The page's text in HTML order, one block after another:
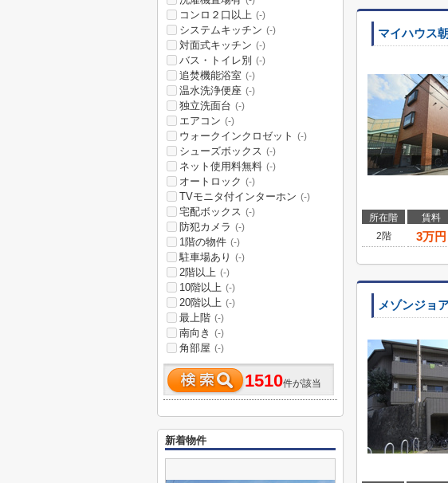
マイハウス
所在階 賃料
2階
3万円
メゾンジョ
コンロ２口以上 (-)
システムキッチン (-)
対面式キッチン (-)
バス・トイレ別 (-)
追焚機能浴室 (-)
温水洗浄便座 (-)
独立洗面台 (-)
エアコン (-)
ウォークインクロゼット (-)
シューズボックス (-)
ネット使用料無料 (-)
オートロック (-)
TVモニタ付インターホン (-)
宅配ボックス (-)
防犯カメラ (-)
1階の物件 (-)
駐車場あり (-)
2階以上 (-)
10階以上 (-)
20階以上 (-)
最上階 (-)
南向き (-)
角部屋 (-)
1510件が該当
新着物件